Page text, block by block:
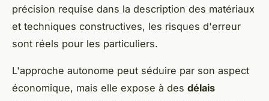
précision requise dans la description des matériaux
et techniques constructives, les risques d'erreur
sont réels pour les particuliers.
L'approche autonome peut séduire par son aspect
économique, mais elle expose à des délais